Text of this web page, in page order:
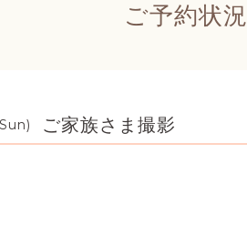
ご予約状況
ご家族さま撮影